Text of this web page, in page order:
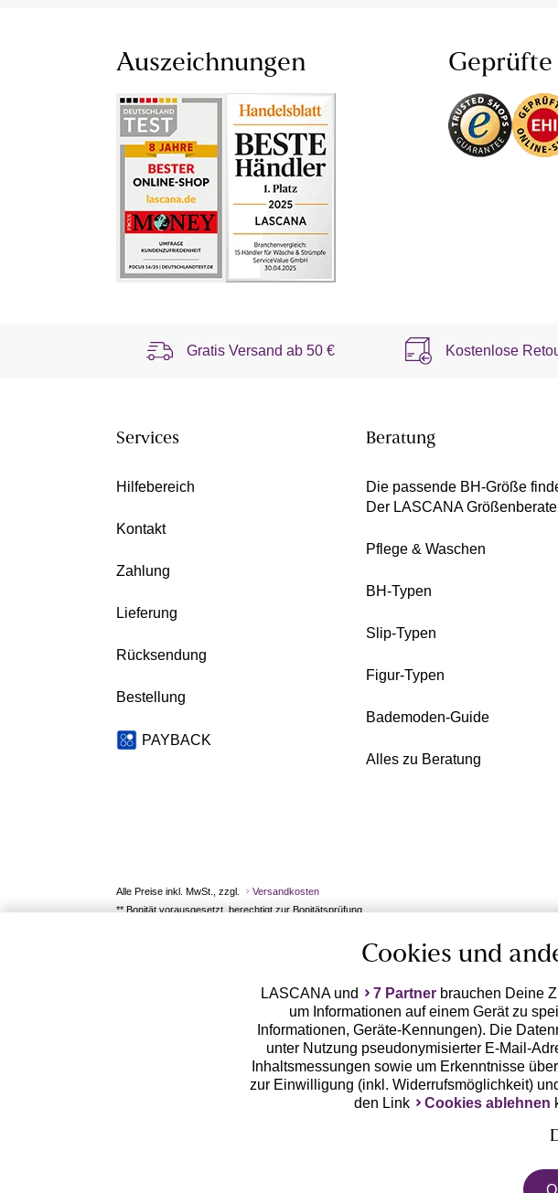
Auszeichnungen Geprüfte
Gratis Versand ab50 € Kostenlose
Services
Hilfebereich
Kontakt
Zahlung
Lieferung
Rücksendung
Bestellung
PAYBACK
Beratung
Die passende BH-Größe
Der LASCANA
Pflege & Waschen
BH-Typen
Slip-Typen
Figur-Typen
Bademoden-Guide
Alles zu Beratung
Alle Preise inkl. MwSt., zzgl.
Versandkosten
** Bonität vorausgesetzt, berechtigt zur Bonitätsprüfung
Cookies und
LASCANA und 7 Partnerbrauchen Deine
um Informationen auf einem Gerät zu
Informationen, Geräte-Kennungen). Die
unter Nutzung pseudonymisierter E-Mail-
Inhaltsmessungen sowie um Erkenntnisse
zur Einwilligung (inkl. Widerrufsmöglichkeit)
den Link
Cookies ablehnen
LASCANA arbeitet mit Partnern zusammen,